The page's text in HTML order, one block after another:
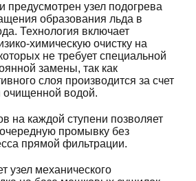
предусмотрен узел подогрева
образования льда в
Технология включает
химическую очистку на
не требует специальной
замены, так как
слоя производится за счет
водой.
на каждой ступени позволяет
промывку без
прямой фильтрации.
узел механического